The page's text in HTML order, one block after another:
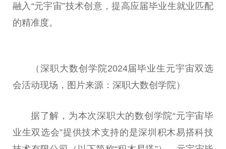
融入“元宇宙”技术创意，提高应届毕业生就业匹配
的精准度。
（深职大数创学院2024届毕业生元宇宙双选
会活动现场，图片来源：深职大数创学院）
据了解，为本次深职大的数创学院“元宇宙毕
业生双选会”提供技术支持的是深圳积木易搭科技